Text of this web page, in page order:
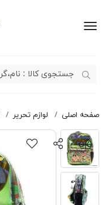
صفحه اصلی لوازم تحریر